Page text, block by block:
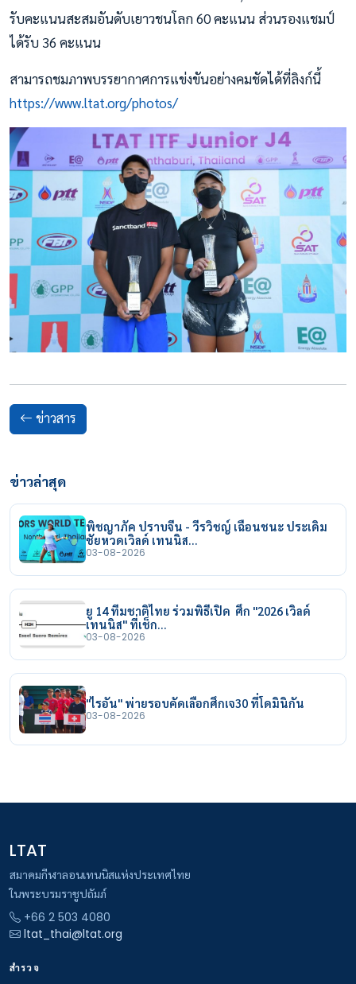
รับคะแนนสะสมอันดับเยาวชนโลก 60 คะแนน ส่วนรองแชมป์
ได้รับ 36 คะแนน
สามารถชมภาพบรรยากาศการแข่งขันอย่างคมชัดได้ที่ลิงก์นี้
https://www.ltat.org/photos/
ข่าวสาร
ข่าวล่าสุด
พิชญาภัค ปราบจีน - วีรวิชญ์ เฉือนชนะ ประเดิม
ชัยหวดเวิลด์ เทนนิส…
03-08-2026
ยู 14 ทีมชาติไทย ร่วมพิธีเปิด ศึก "2026 เวิลด์
เทนนิส" ที่เช็ก…
03-08-2026
"ไรอัน" พ่ายรอบคัดเลือกศึกเจ30 ที่โดมินิกัน
03-08-2026
LTAT
สมาคมกีฬาลอนเทนนิสแห่งประเทศไทย
ในพระบรมราชูปถัมภ์
+66 2 503 4080
ltat_thai@ltat.org
สำรวจ